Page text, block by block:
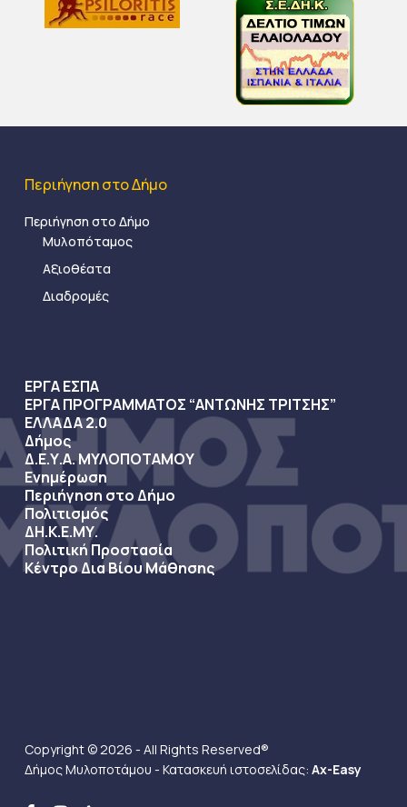
Περιήγηση στο Δήμο
Περιήγηση στο Δήμο
Μυλοπόταμος
Αξιοθέατα
Διαδρομές
ΕΡΓΑ ΕΣΠΑ
ΕΡΓΑ ΠΡΟΓΡΑΜΜΑΤΟΣ “ΑΝΤΩΝΗΣ ΤΡΙΤΣΗΣ”
ΕΛΛΑΔΑ 2.0
Δήμος
Δ.Ε.Υ.Α. ΜΥΛΟΠΟΤΑΜΟΥ
Ενημέρωση
Περιήγηση στο Δήμο
Πολιτισμός
ΔΗ.Κ.Ε.ΜΥ.
Πολιτική Προστασία
Κέντρο Δια Βίου Μάθησης
Copyright © 2026 - All Rights Reserved®
Δήμος Μυλοποτάμου - Κατασκευή ιστοσελίδας: Ax-Easy